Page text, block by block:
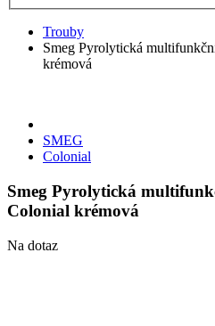
Trouby
Smeg Pyrolytická
krémová
SMEG
Colonial
Smeg Pyrolytická
Colonial krémová
Na dotaz